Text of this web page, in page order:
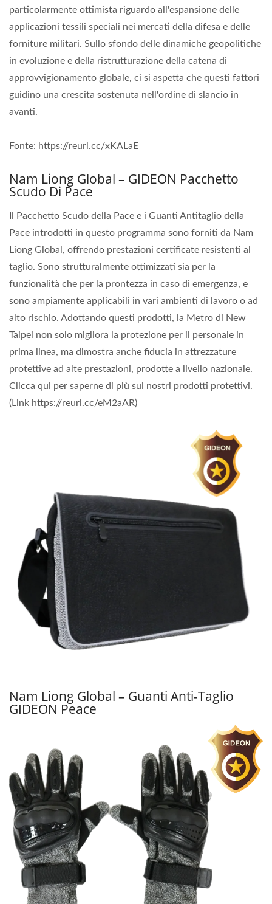
particolarmente ottimista riguardo all'espansione delle
applicazioni tessili speciali nei mercati della difesa e delle
forniture militari. Sullo sfondo delle dinamiche geopolitiche
in evoluzione e della ristrutturazione della catena di
approvvigionamento globale, ci si aspetta che questi fattori
guidino una crescita sostenuta nell'ordine di slancio in
avanti.
Fonte: https://reurl.cc/xKALaE
Nam Liong Global – GIDEON Pacchetto
Scudo Di Pace
Il Pacchetto Scudo della Pace e i Guanti Antitaglio della
Pace introdotti in questo programma sono forniti da Nam
Liong Global, offrendo prestazioni certificate resistenti al
taglio. Sono strutturalmente ottimizzati sia per la
funzionalità che per la prontezza in caso di emergenza, e
sono ampiamente applicabili in vari ambienti di lavoro o ad
alto rischio. Adottando questi prodotti, la Metro di New
Taipei non solo migliora la protezione per il personale in
prima linea, ma dimostra anche fiducia in attrezzature
protettive ad alte prestazioni, prodotte a livello nazionale.
Clicca qui per saperne di più sui nostri prodotti protettivi.
(Link https://reurl.cc/eM2aAR)
Nam Liong Global – Guanti Anti-Taglio
GIDEON Peace